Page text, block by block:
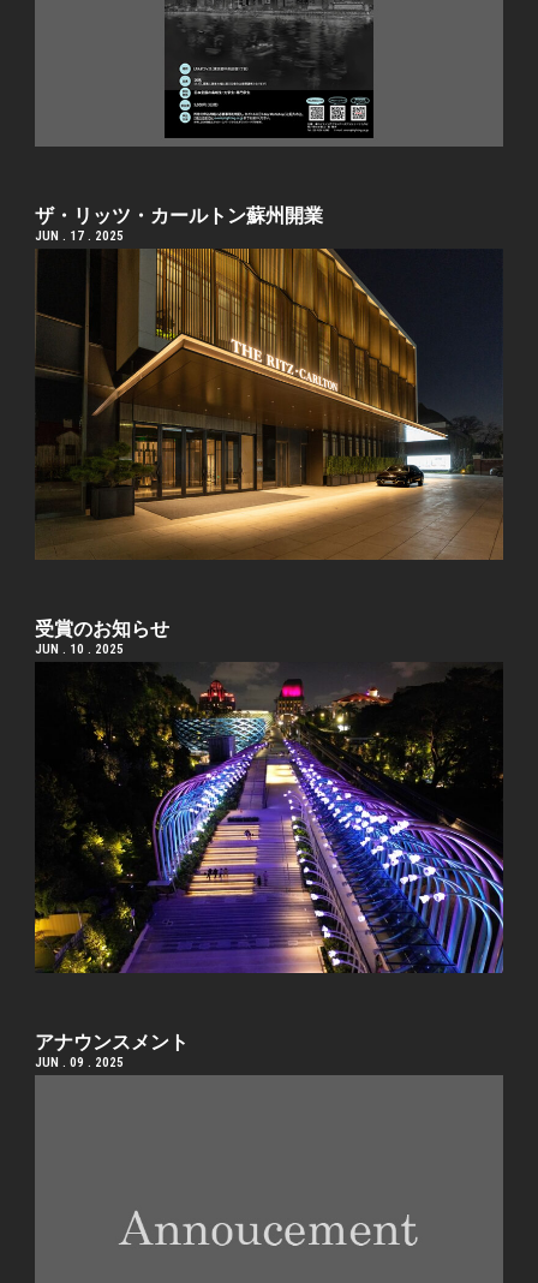
ザ・リッツ・カールトン蘇州開業
JUN . 17 . 2025
受賞のお知らせ
JUN . 10 . 2025
アナウンスメント
JUN . 09 . 2025